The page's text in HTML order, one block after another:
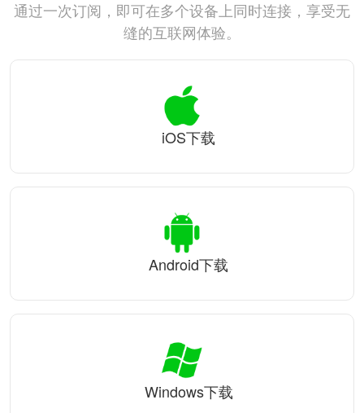
通过一次订阅，即可在多个设备上同时连接，享受无
缝的互联网体验。
iOS下载
Android下载
Windows下载